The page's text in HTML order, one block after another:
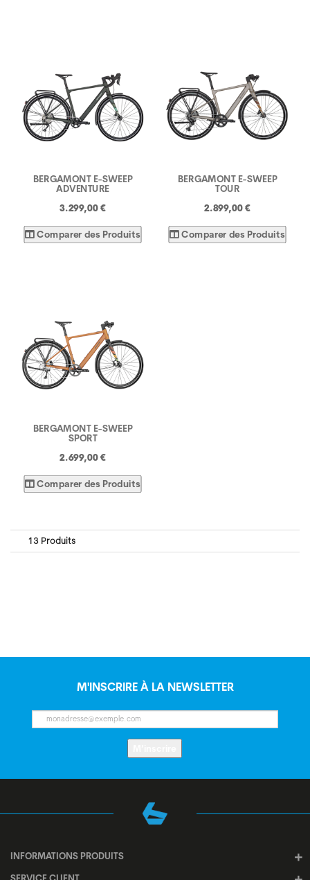
BERGAMONT E-SWEEP
ADVENTURE
3.299,00 €
Comparer des Produits
BERGAMONT E-SWEEP
TOUR
2.899,00 €
Comparer des Produits
BERGAMONT E-SWEEP
SPORT
2.699,00 €
Comparer des Produits
13 Produits
M'INSCRIRE À LA NEWSLETTER
INFORMATIONS PRODUITS